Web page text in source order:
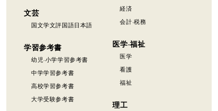
文芸
国文学文評国語日本語
学習参考書
幼児·小学学習参考書
中学学習参考書
高校学習参考書
大学受験参考書
経済
会計·税務
医学·福祉
医学
看護
福祉
理工